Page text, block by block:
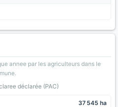
annee par les agriculteurs dans le
déclarée (PAC)
37 545 ha